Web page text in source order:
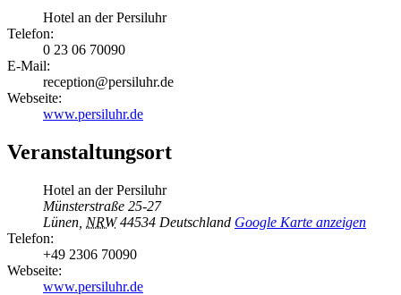
Hotel an der Persiluhr
Telefon:
0 23 06 70090
E-Mail:
reception@persiluhr.de
Webseite:
www.persiluhr.de
Veranstaltungsort
Hotel an der Persiluhr
Münsterstraße 25-27
Lünen NRW 44534 Deutschland Google Karte anzeigen
Telefon:
+49 2306 70090
Webseite:
www.persiluhr.de